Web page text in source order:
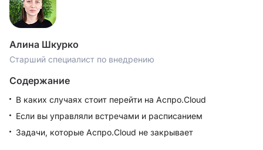
Алина Шкурко
Старший специалист по внедрению
Содержание
В каких случаях стоит перейти на Аспро.Cloud
Если вы управляли встречами и расписанием
Задачи, которые Аспро.Cloud не закрывает